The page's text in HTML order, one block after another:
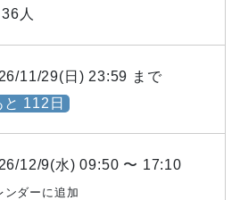
人
11/29(日) 23:59 まで
と 112日
12/9(水) 09:50 〜 17:10
ンダーに追加